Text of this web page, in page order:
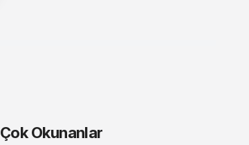
Çok Okunanlar